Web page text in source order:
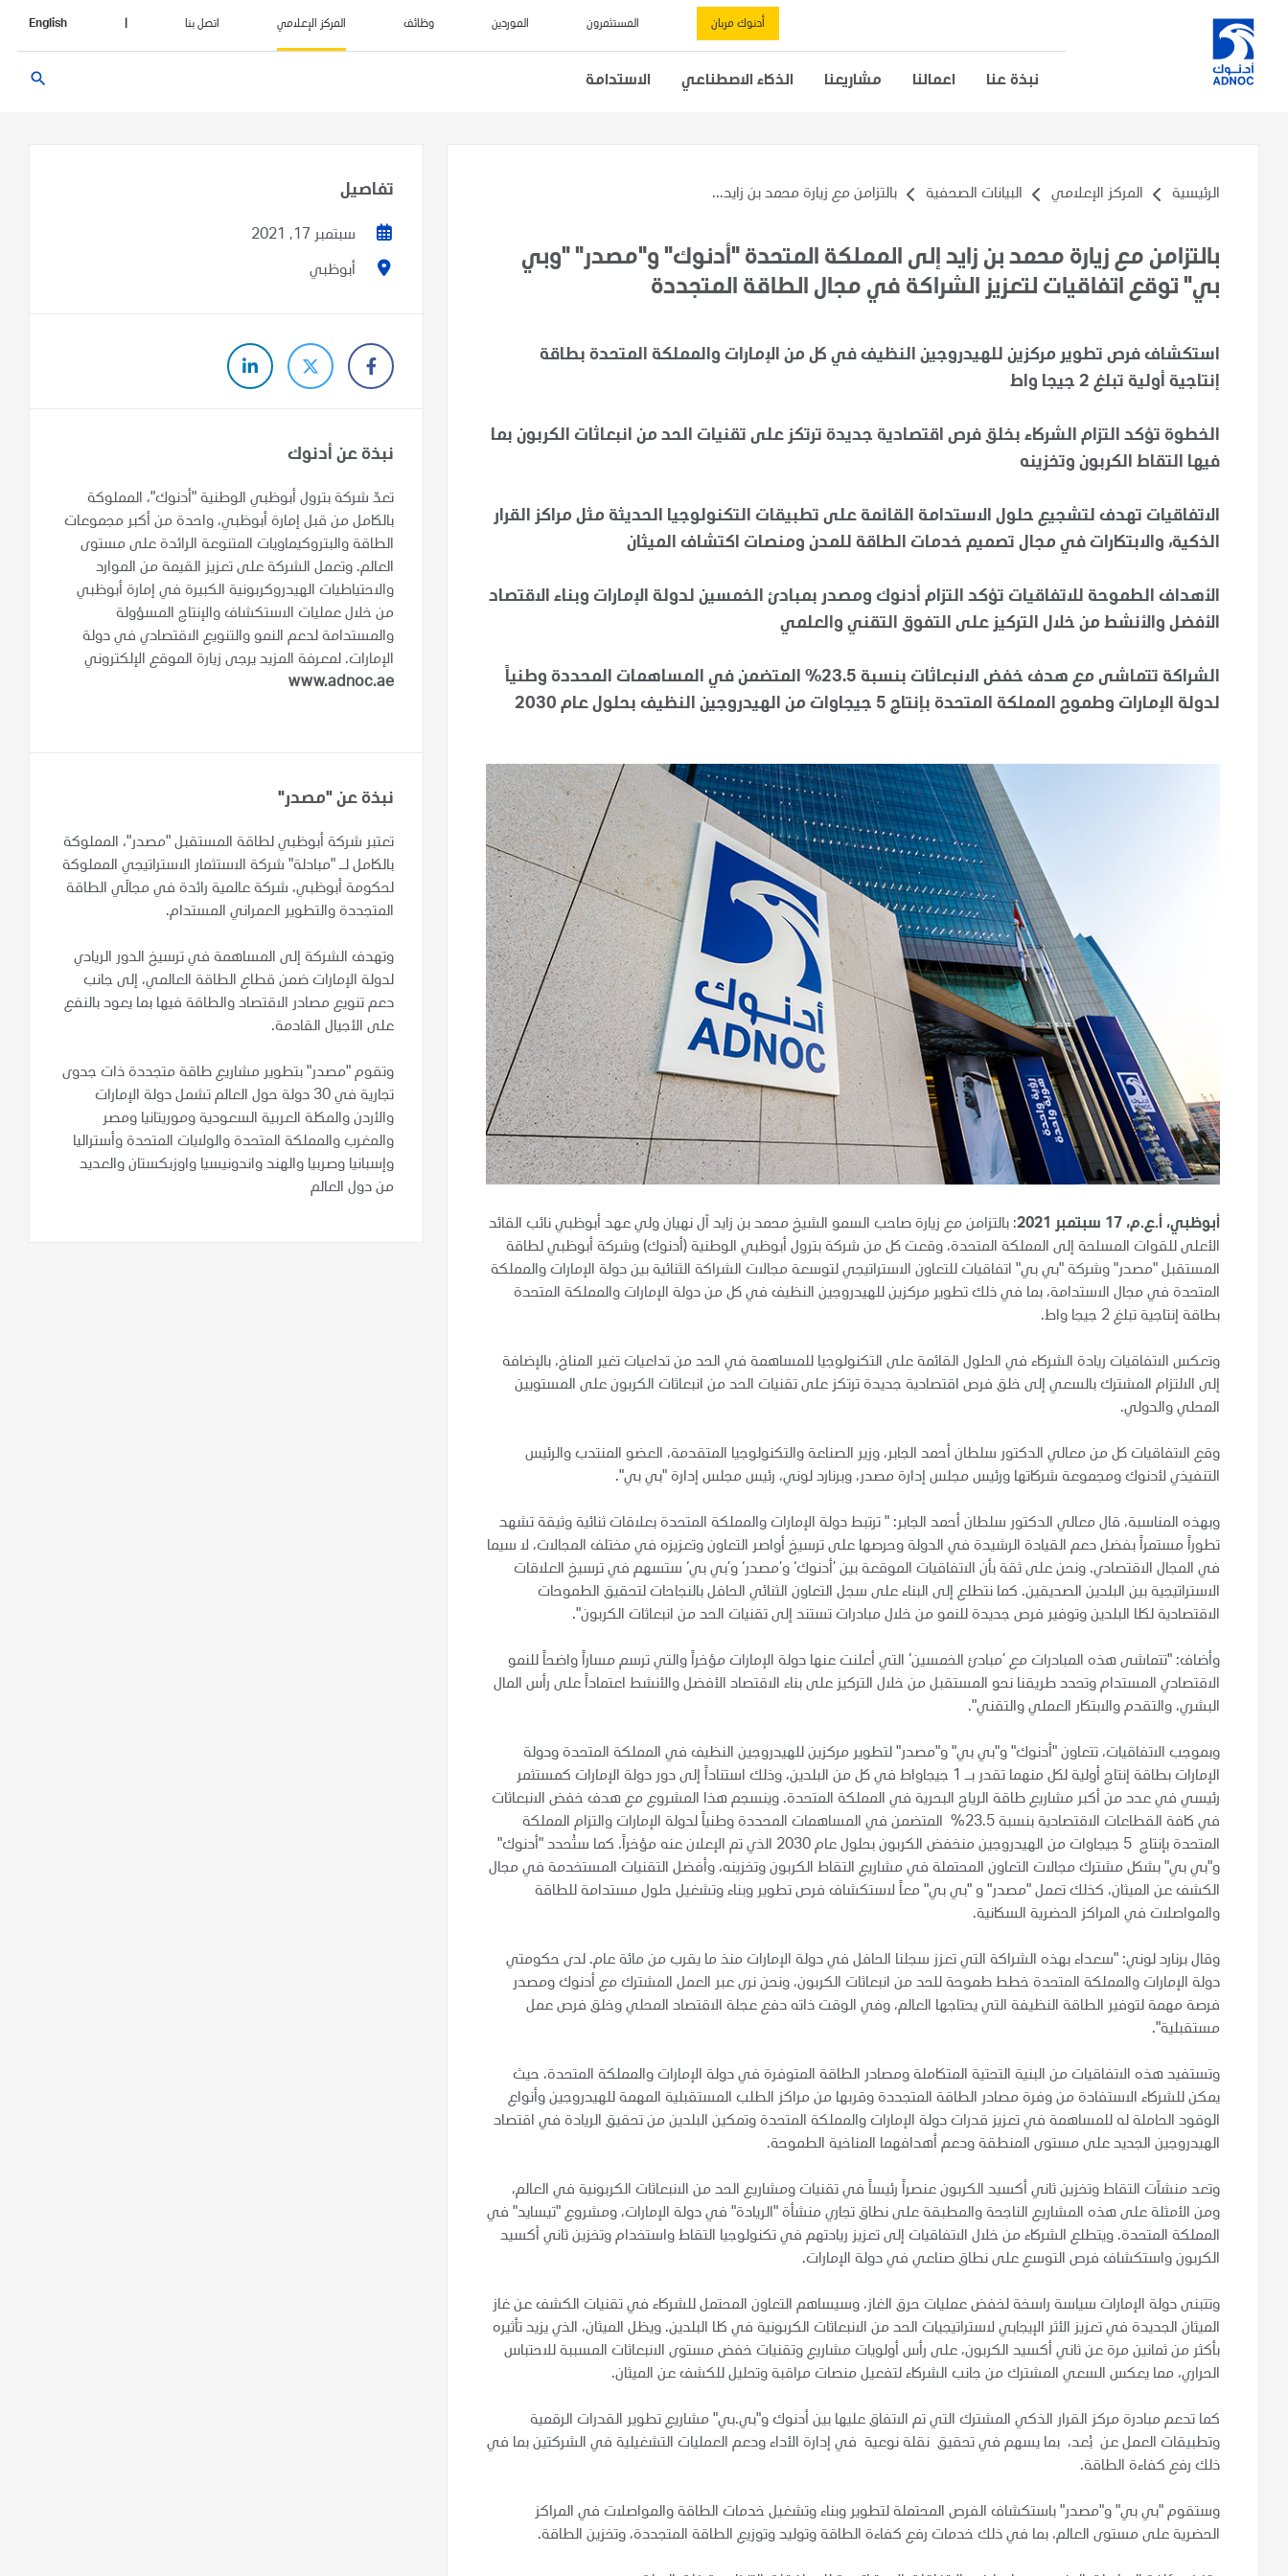
أدنوك مربان المستثمرون الموردين وظائف المركز الإعلامي اتصل بنا English
نبذة عنا اعمالنا مشاريعنا الذكاء الاصطناعي الاستدامة search
الرئيسية المركز الإعلامي البيانات الصحفية بالتزامن مع زيارة محمد بن زايد...
بالتزامن مع زيارة محمد بن زايد إلى المملكة المتحدة "أدنوك" و"مصدر" "وبي
بي" توقع اتفاقيات لتعزيز الشراكة في مجال الطاقة المتجددة
استكشاف فرص تطوير مركزين للهيدروجين النظيف في كل من الإمارات والمملكة المتحدة بطاقة
إنتاجية أولية تبلغ 2 جيجا واط
الخطوة تؤكد التزام الشركاء بخلق فرص اقتصادية جديدة ترتكز على تقنيات الحد من انبعاثات الكربون بما
فيها التقاط الكربون وتخزينه
الاتفاقيات تهدف لتشجيع حلول الاستدامة القائمة على تطبيقات التكنولوجيا الحديثة مثل مراكز القرار
الذكية، والابتكارات في مجال تصميم خدمات الطاقة للمدن ومنصات اكتشاف الميثان
الأهداف الطموحة للاتفاقيات تؤكد التزام أدنوك ومصدر بمبادئ الخمسين لدولة الإمارات وبناء الاقتصاد
الأفضل والأنشط من خلال التركيز على التفوق التقني والعلمي
الشراكة تتماشى مع هدف خفض الانبعاثات بنسبة 23.5% المتضمن في المساهمات المحددة وطنياً
لدولة الإمارات وطموح المملكة المتحدة بإنتاج 5 جيجاوات من الهيدروجين النظيف بحلول عام 2030
أبوظبي، أ.ع.م، 17 سبتمبر 2021
: بالتزامن مع زيارة صاحب السمو الشيخ محمد بن زايد آل نهيان ولي عهد أبوظبي نائب القائد
الأعلى للقوات المسلحة إلى المملكة المتحدة، وقعت كل من شركة بترول أبوظبي الوطنية (أدنوك) وشركة أبوظبي لطاقة
المستقبل "مصدر" وشركة "بي بي" اتفاقيات للتعاون الاستراتيجي لتوسعة مجالات الشراكة الثنائية بين دولة الإمارات والمملكة
المتحدة في مجال الاستدامة، بما في ذلك تطوير مركزين للهيدروجين النظيف في كل من دولة الإمارات والمملكة المتحدة
بطاقة إنتاجية تبلغ 2 جيجا واط.
وتعكس الاتفاقيات ريادة الشركاء في الحلول القائمة على التكنولوجيا للمساهمة في الحد من تداعيات تغير المناخ، بالإضافة
إلى الالتزام المشترك بالسعي إلى خلق فرص اقتصادية جديدة ترتكز على تقنيات الحد من انبعاثات الكربون على المستويين
المحلي والدولي.
وقع الاتفاقيات كل من معالي الدكتور سلطان أحمد الجابر، وزير الصناعة والتكنولوجيا المتقدمة، العضو المنتدب والرئيس
التنفيذي لأدنوك ومجموعة شركاتها ورئيس مجلس إدارة مصدر، وبرنارد لوني، رئيس مجلس إدارة "بي بي".
وبهذه المناسبة، قال معالي الدكتور سلطان أحمد الجابر: " ترتبط دولة الإمارات والمملكة المتحدة بعلاقات ثنائية وثيقة تشهد
تطوراً مستمراً بفضل دعم القيادة الرشيدة في الدولة وحرصها على ترسيخ أواصر التعاون وتعزيزه في مختلف المجالات، لا سيما
في المجال الاقتصادي. ونحن على ثقة بأن الاتفاقيات الموقعة بين ’أدنوك‘ و’مصدر‘ و’بي بي‘ ستسهم في ترسيخ العلاقات
الاستراتيجية بين البلدين الصديقين. كما نتطلع إلى البناء على سجل التعاون الثنائي الحافل بالنجاحات لتحقيق الطموحات
الاقتصادية لكلا البلدين وتوفير فرص جديدة للنمو من خلال مبادرات تستند إلى تقنيات الحد من انبعاثات الكربون".
وأضاف: "تتماشى هذه المبادرات مع ’مبادئ الخمسين‘ التي أعلنت عنها دولة الإمارات مؤخراً والتي ترسم مساراً واضحاً للنمو
الاقتصادي المستدام وتحدد طريقنا نحو المستقبل من خلال التركيز على بناء الاقتصاد الأفضل والأنشط اعتماداً على رأس المال
البشري، والتقدم والابتكار العملي والتقني".
وبموجب الاتفاقيات، تتعاون "أدنوك" و"بي بي" و"مصدر" لتطوير مركزين للهيدروجين النظيف في المملكة المتحدة ودولة
الإمارات بطاقة إنتاج أولية لكل منهما تقدر بـ 1 جيجاواط في كل من البلدين، وذلك استناداً إلى دور دولة الإمارات كمستثمر
رئيسي في عدد من أكبر مشاريع طاقة الرياح البحرية في المملكة المتحدة. وينسجم هذا المشروع مع هدف خفض الانبعاثات
في كافة القطاعات الاقتصادية بنسبة 23.5% المتضمن في المساهمات المحددة وطنياً لدولة الإمارات والتزام المملكة
المتحدة بإنتاج 5 جيجاوات من الهيدروجين منخفض الكربون بحلول عام 2030 الذي تم الإعلان عنه مؤخراً. كما ستُحدد "أدنوك"
و"بي بي" بشكل مشترك مجالات التعاون المحتملة في مشاريع التقاط الكربون وتخزينه، وأفضل التقنيات المستخدمة في مجال
الكشف عن الميثان، كذلك تعمل "مصدر" و "بي بي" معاً لاستكشاف فرص تطوير وبناء وتشغيل حلول مستدامة للطاقة
والمواصلات في المراكز الحضرية السكانية.
وقال برنارد لوني: "سعداء بهذه الشراكة التي تعزز سجلنا الحافل في دولة الإمارات منذ ما يقرب من مائة عام. لدى حكومتي
دولة الإمارات والمملكة المتحدة خطط طموحة للحد من انبعاثات الكربون، ونحن نرى عبر العمل المشترك مع أدنوك ومصدر
فرصة مهمة لتوفير الطاقة النظيفة التي يحتاجها العالم، وفي الوقت ذاته دفع عجلة الاقتصاد المحلي وخلق فرص عمل
مستقبلية".
وتستفيد هذه الاتفاقيات من البنية التحتية المتكاملة ومصادر الطاقة المتوفرة في دولة الإمارات والمملكة المتحدة، حيث
يمكن للشركاء الاستفادة من وفرة مصادر الطاقة المتجددة وقربها من مراكز الطلب المستقبلية المهمة للهيدروجين وأنواع
الوقود الحاملة له للمساهمة في تعزيز قدرات دولة الإمارات والمملكة المتحدة وتمكين البلدين من تحقيق الريادة في اقتصاد
الهيدروجين الجديد على مستوى المنطقة ودعم أهدافهما المناخية الطموحة.
وتعد منشآت التقاط وتخزين ثاني أكسيد الكربون عنصراً رئيساً في تقنيات ومشاريع الحد من الانبعاثات الكربونية في العالم،
ومن الأمثلة على هذه المشاريع الناجحة والمطبقة على نطاق تجاري منشأة "الريادة" في دولة الإمارات، ومشروع "تيسايد" في
المملكة المتحدة. ويتطلع الشركاء من خلال الاتفاقيات إلى تعزيز ريادتهم في تكنولوجيا التقاط واستخدام وتخزين ثاني أكسيد
الكربون واستكشاف فرص التوسع على نطاق صناعي في دولة الإمارات.
وتتبنى دولة الإمارات سياسة راسخة لخفض عمليات حرق الغاز، وسيساهم التعاون المحتمل للشركاء في تقنيات الكشف عن غاز
الميثان الجديدة في تعزيز الأثر الإيجابي لاستراتيجيات الحد من الانبعاثات الكربونية في كلا البلدين. ويظل الميثان، الذي يزيد تأثيره
بأكثر من ثمانين مرة عن ثاني أكسيد الكربون، على رأس أولويات مشاريع وتقنيات خفض مستوى الانبعاثات المسببة للاحتباس
الحراري، مما يعكس السعي المشترك من جانب الشركاء لتفعيل منصات مراقبة وتحليل للكشف عن الميثان.
كما تدعم مبادرة مركز القرار الذكي المشترك التي تم الاتفاق عليها بين أدنوك و"بي.بي" مشاريع تطوير القدرات الرقمية
وتطبيقات العمل عن بُعد، بما يسهم في تحقيق نقلة نوعية في إدارة الأداء ودعم العمليات التشغيلية في الشركتين بما في
ذلك رفع كفاءة الطاقة.
وستقوم "بي بي" و"مصدر" باستكشاف الفرص المحتملة لتطوير وبناء وتشغيل خدمات الطاقة والمواصلات في المراكز
الحضرية على مستوى العالم، بما في ذلك خدمات رفع كفاءة الطاقة وتوليد وتوزيع الطاقة المتجددة، وتخزين الطاقة.
تفاصيل
سبتمبر 17, 2021
أبوظبي
نبذة عن أدنوك
تعدّ شركة بترول أبوظبي الوطنية "أدنوك"، المملوكة
بالكامل من قبل إمارة أبوظبي، واحدة من أكبر مجموعات
الطاقة والبتروكيماويات المتنوعة الرائدة على مستوى
العالم. وتعمل الشركة على تعزيز القيمة من الموارد
والاحتياطيات الهيدروكربونية الكبيرة في إمارة أبوظبي
من خلال عمليات الاستكشاف والإنتاج المسؤولة
والمستدامة لدعم النمو والتنويع الاقتصادي في دولة
الإمارات. لمعرفة المزيد يرجى زيارة الموقع الإلكتروني
www.adnoc.ae
نبذة عن "مصدر"
تعتبر شركة أبوظبي لطاقة المستقبل "مصدر"، المملوكة
بالكامل لـ "مبادلة" شركة الاستثمار الاستراتيجي المملوكة
لحكومة أبوظبي، شركة عالمية رائدة في مجالَي الطاقة
المتجددة والتطوير العمراني المستدام.
وتهدف الشركة إلى المساهمة في ترسيخ الدور الريادي
لدولة الإمارات ضمن قطاع الطاقة العالمي، إلى جانب
دعم تنويع مصادر الاقتصاد والطاقة فيها بما يعود بالنفع
على الأجيال القادمة.
وتقوم "مصدر" بتطوير مشاريع طاقة متجددة ذات جدوى
تجارية في 30 دولة حول العالم تشمل دولة الإمارات
والأردن والمكلة العربية السعودية وموريتانيا ومصر
والمغرب والمملكة المتحدة والولايات المتحدة وأستراليا
وإسبانيا وصربيا والهند واندونيسيا واوزبكستان والعديد
من دول العالم